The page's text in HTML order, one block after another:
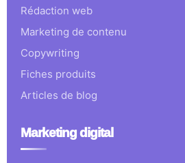
Rédaction web
Marketing de contenu
Copywriting
Fiches produits
Articles de blog
Marketing digital